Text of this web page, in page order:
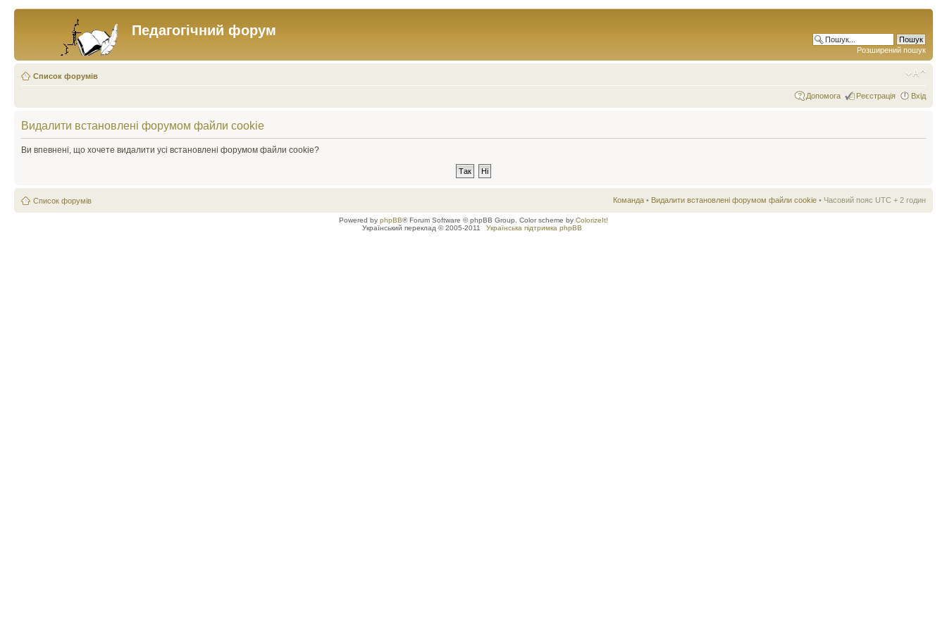
Педагогічний форум
Розширений пошук
Список форумів
Допомога Реєстрація Вхід
Видалити встановлені форумом файли cookie
Ви впевнені, що хочете видалити усі встановлені форумом файли cookie?
Список форумів Команда • Видалити встановлені форумом файли cookie • Часовий пояс UTC + 2 годин
Powered by phpBB® Forum Software © phpBB Group. Color scheme by ColorizeIt!
Український переклад © 2005-2011
Українська підтримка phpBB